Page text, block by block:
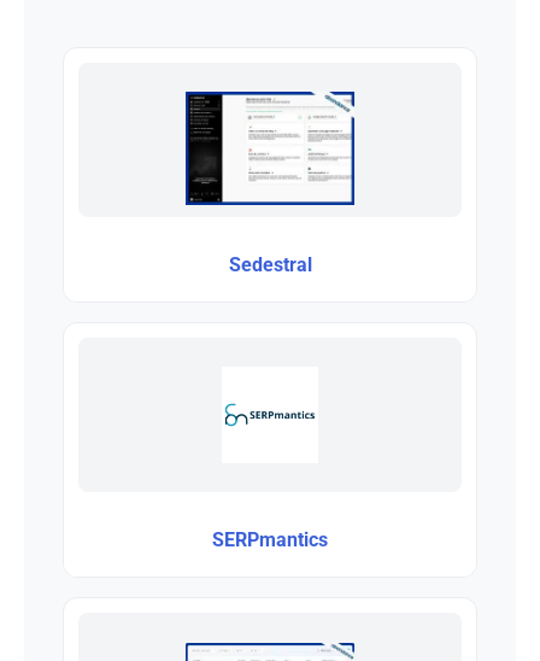
Sedestral
SERPmantics